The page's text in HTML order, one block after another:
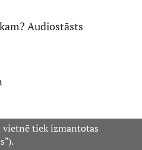
Audiostāsts
vietnē tiek izmantotas